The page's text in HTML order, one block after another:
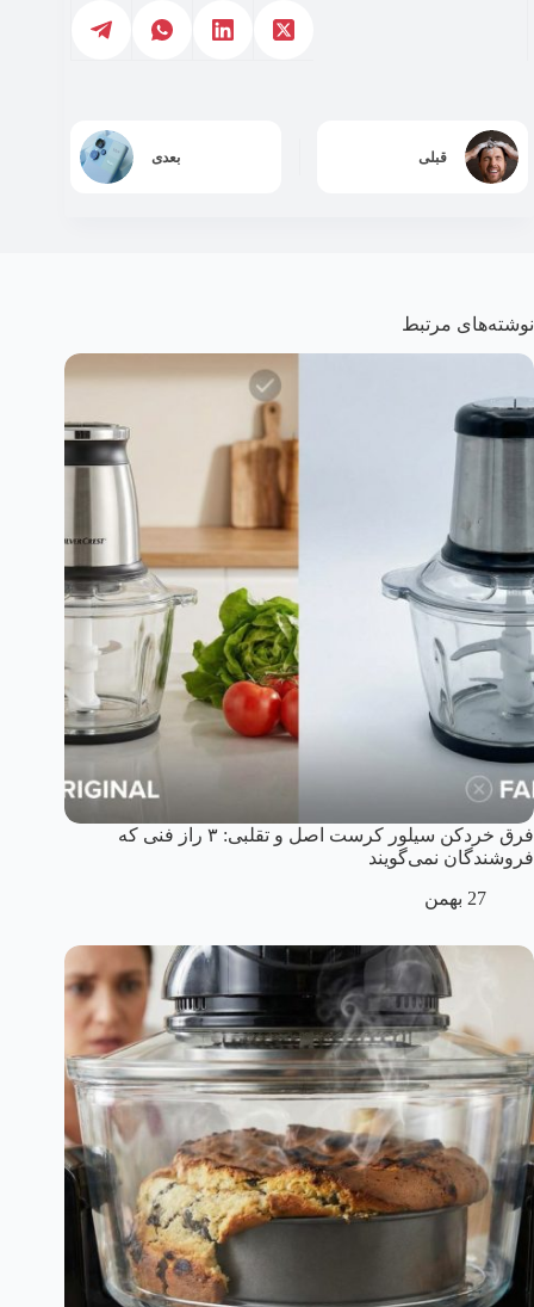
قبلی بعدی
نوشته‌های مرتبط
فرق خردکن سیلور کرست اصل و تقلبی: ۳ راز فنی که
فروشندگان نمی‌گویند
27 بهمن